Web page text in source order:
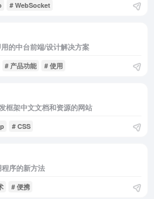
# WebSocket
的中台前端/设计解决方案
# 产品功能 # 使用
框架中文文档和资源的网站
# CSS
序的新方法
# 便携